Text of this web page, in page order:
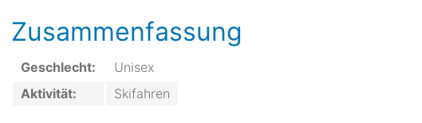
Zusammenfassung
Geschlecht:
Unisex
Aktivität:
Skifahren